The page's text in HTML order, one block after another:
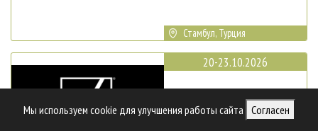
Мы используем cookie для улучшения работы сайта Согласен
Стамбул, Турция
20-23.10.2026
SICAM